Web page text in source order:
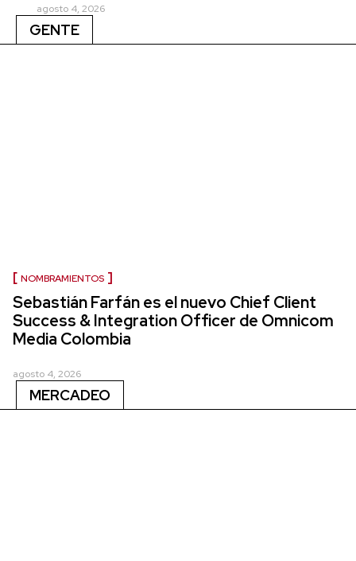
agosto 4, 2026
GENTE
NOMBRAMIENTOS
Sebastián Farfán es el nuevo Chief Client
Success & Integration Officer de Omnicom
Media Colombia
agosto 4, 2026
MERCADEO